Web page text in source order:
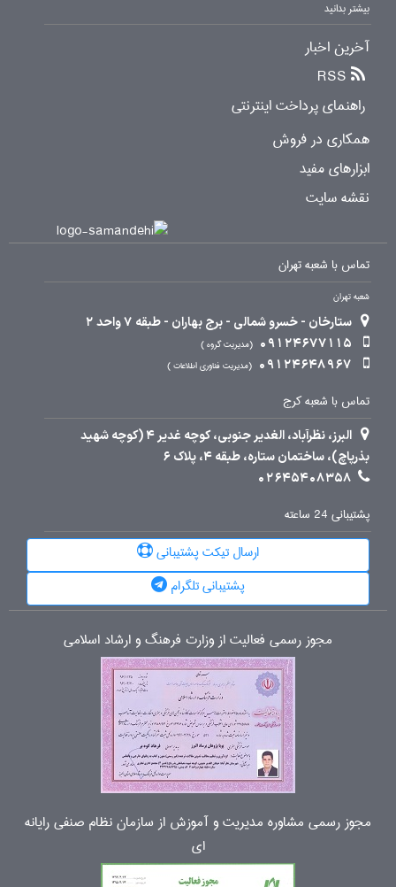
بیشتر بدانید
آخرین اخبار
RSS
راهنمای پرداخت اینترنتی
همکاری در فروش
ابزارهای مفید
نقشه سایت
تماس با شعبه تهران
شعبه تهران
ستارخان - خسرو شمالی - برج بهاران - طبقه 7 واحد 2
09124677115
مدیریت گروه
09124648967 مدیریت فناوری اطلاعات
تماس با شعبه کرج
البرز، نظرآباد، الغدیر جنوبی، کوچه غدیر 4 (کوچه شهید
بذرپاچ)، ساختمان ستاره، طبقه 4، پلاک 6
02645408358
پشتیبانی 24 ساعته
ارسال تیکت پشتیبانی
پشتیبانی تلگرام
مجوز رسمی فعالیت از وزارت فرهنگ و ارشاد اسلامی
مجوز رسمی مشاوره مدیریت و آموزش از سازمان نظام صنفی رایانه
ای